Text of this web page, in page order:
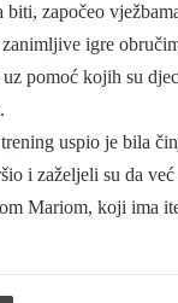
započeo
igre
pomoć kojih su
uspio je bila
i zaželjeli su da
Mariom, koji ima